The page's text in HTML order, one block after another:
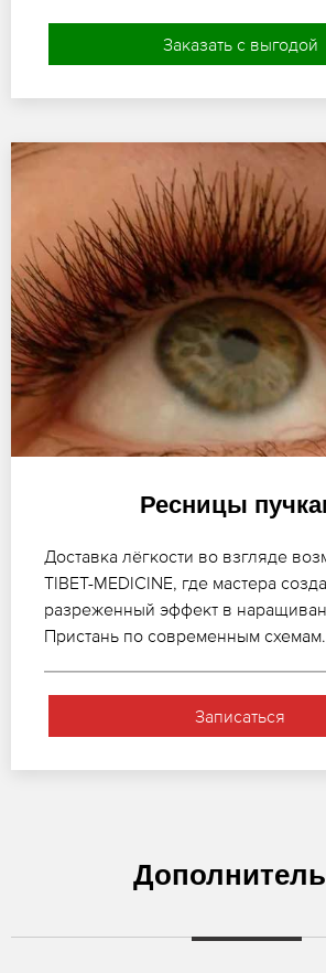
Заказать с выгодой
Ресницы
Доставка лёгкости во взгляде
TIBET-MEDICINE, где мастера
разреженный эффект в
Пристань по современным схемам.
Записаться